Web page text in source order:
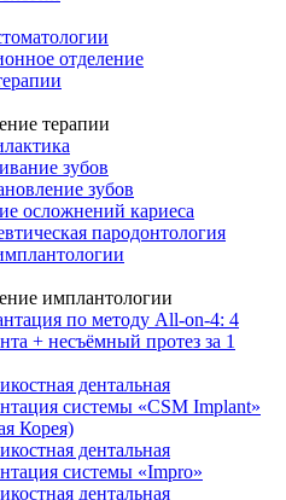
отделение
терапии
зубов
зубов
осложнений кариеса
пародонтология
имплантологии
по методу All-on-4: 4
+ несъёмный протез за 1
дентальная
системы «CSM Implant»
Корея)
дентальная
системы «Impro»
дентальная